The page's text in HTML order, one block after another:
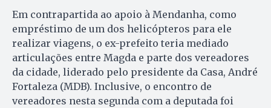
Em contrapartida ao apoio à Mendanha, como
empréstimo de um dos helicópteros para ele
realizar viagens, o ex-prefeito teria mediado
articulações entre Magda e parte dos vereadores
da cidade, liderado pelo presidente da Casa, André
Fortaleza (MDB). Inclusive, o encontro de
vereadores nesta segunda com a deputada foi